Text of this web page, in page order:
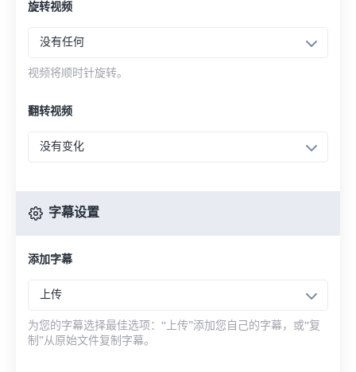
旋转视频
没有任何
视频将顺时针旋转。
翻转视频
没有变化
字幕设置
添加字幕
上传
为您的字幕选择最佳选项：“上传”添加您自己的字幕，或“复
制”从原始文件复制字幕。